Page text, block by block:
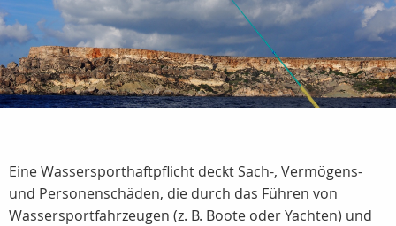
Eine Wassersporthaftpflicht deckt Sach-, Vermögens-
und Personenschäden, die durch das Führen von
Wassersportfahrzeugen (z. B. Boote oder Yachten) und